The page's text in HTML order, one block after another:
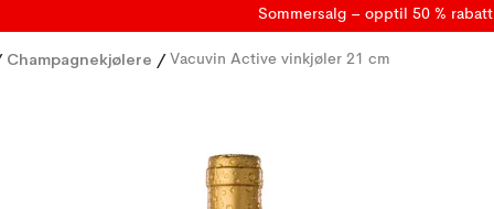
Sommersalg – opptil 50 % rabatt
Champagnekjølere / Vacuvin Active vinkjøler 21 cm